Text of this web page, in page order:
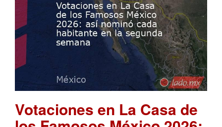
Votaciones en La Casa de